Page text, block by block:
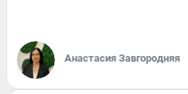
Анастасия Завгородняя